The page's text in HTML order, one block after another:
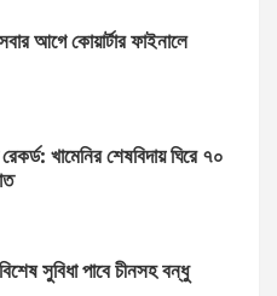
আগে কোয়ার্টার ফাইনালে
খামেনির শেষবিদায় ঘিরে ৭০
সুবিধা পাবে চীনসহ বন্ধু